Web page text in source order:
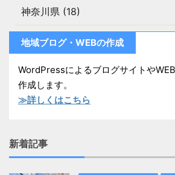
神奈川県 (18)
地域ブログ・WEBの作成
WordPressによるブログサイトや
作成します。
≫詳しくはこちら
新着記事